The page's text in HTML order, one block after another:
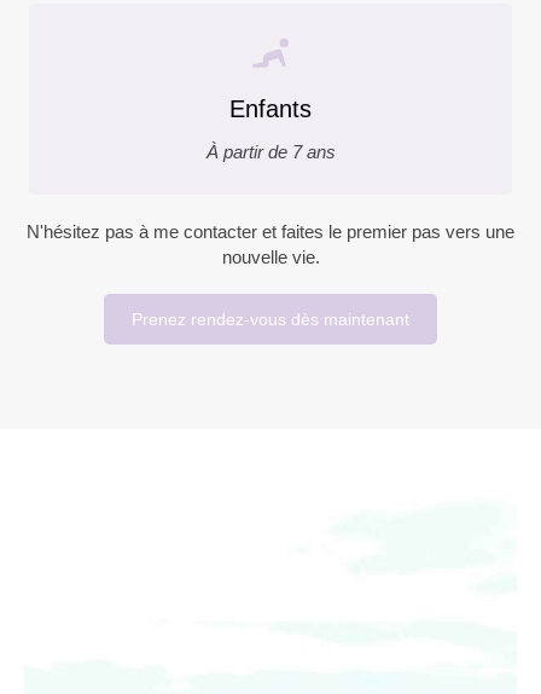
Enfants
À partir de 7 ans
N'hésitez pas à me contacter et faites le premier pas vers une
nouvelle vie.
Prenez rendez-vous dès maintenant